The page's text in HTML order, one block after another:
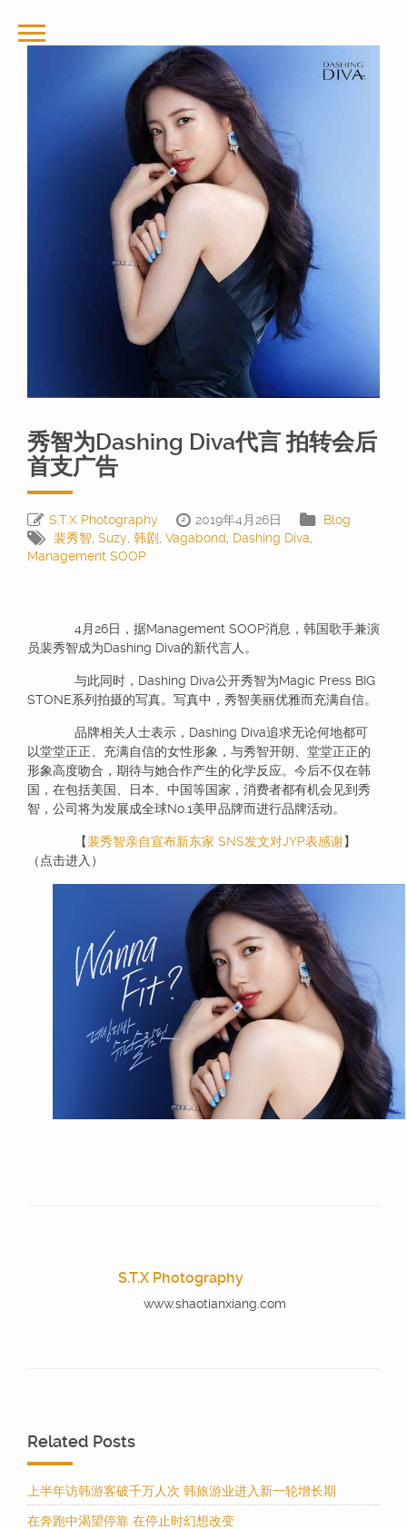
秀智为Dashing Diva代言 拍转会后
首支广告
S.T.X Photography 2019年4月26日
Blog
裴秀智 Suzy 韩剧 Vagabond Dashing Diva
Management SOOP
4月26日，据Management SOOP消息，韩国歌手兼演
员裴秀智成为Dashing Diva的新代言人。
与此同时，Dashing Diva公开秀智为Magic Press BIG
STONE系列拍摄的写真。写真中，秀智美丽优雅而充满自信。
品牌相关人士表示，Dashing Diva追求无论何地都可
以堂堂正正、充满自信的女性形象，与秀智开朗、堂堂正正的
形象高度吻合，期待与她合作产生的化学反应。今后不仅在韩
国，在包括美国、日本、中国等国家，消费者都有机会见到秀
智，公司将为发展成全球No.1美甲品牌而进行品牌活动。
【裴秀智亲自宣布新东家 SNS发文对JYP表感谢】
（点击进入）
S.T.X Photography
www.shaotianxiang.com
Related Posts
上半年访韩游客破千万人次 韩旅游业进入新一轮增长期
在奔跑中渴望停靠 在停止时幻想改变